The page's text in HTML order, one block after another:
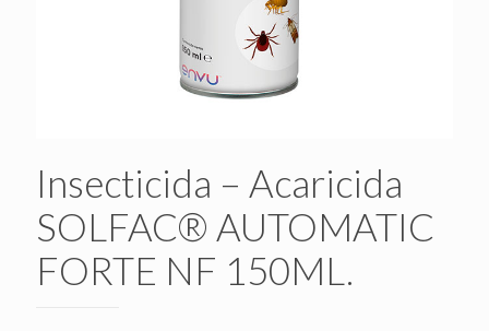
Insecticida – Acaricida
SOLFAC® AUTOMATIC
FORTE NF 150ML.